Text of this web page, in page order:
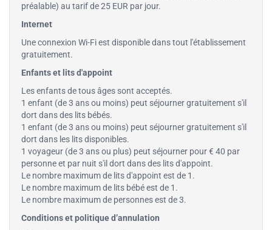
préalable) au tarif de 25 EUR par jour.
Internet
Une connexion Wi-Fi est disponible dans tout l'établissement
gratuitement.
Enfants et lits d'appoint
Les enfants de tous âges sont acceptés.
1 enfant (de 3 ans ou moins) peut séjourner gratuitement s'il
dort dans des lits bébés.
1 enfant (de 3 ans ou moins) peut séjourner gratuitement s'il
dort dans les lits disponibles.
1 voyageur (de 3 ans ou plus) peut séjourner pour € 40 par
personne et par nuit s'il dort dans des lits d'appoint.
Le nombre maximum de lits d'appoint est de 1.
Le nombre maximum de lits bébé est de 1.
Le nombre maximum de personnes est de 3.
Conditions et politique d’annulation